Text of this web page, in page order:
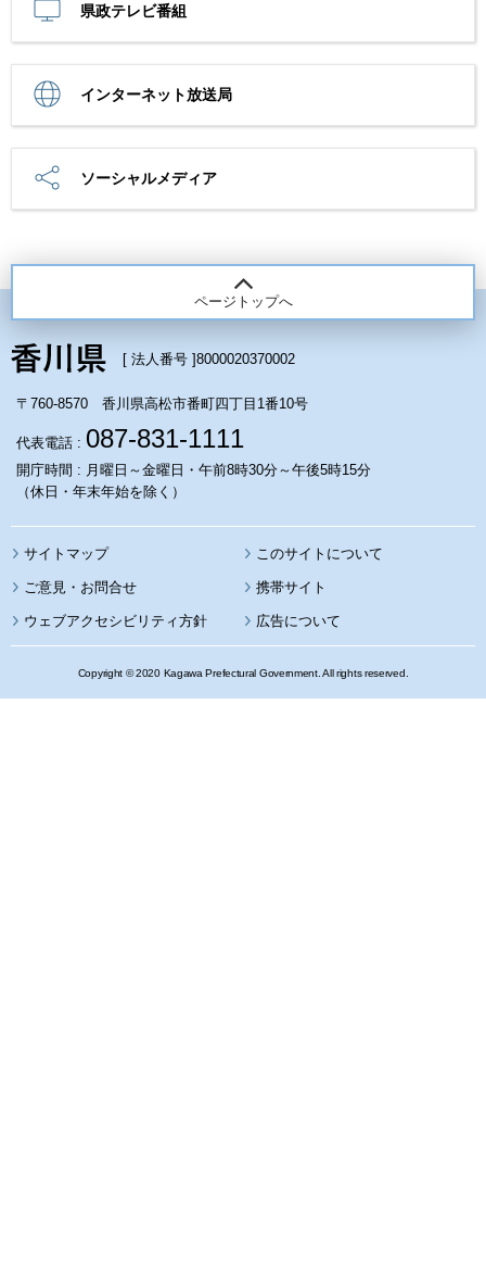
県政テレビ番組
インターネット放送局
ソーシャルメディア
ページトップへ
[ 法人番号 ]8000020370002
〒760-8570 香川県高松市番町四丁目1番10号
代表電話 : 087-831-1111
開庁時間 : 月曜日～金曜日・午前8時30分～午後5時15分
（休日・年末年始を除く）
サイトマップ このサイトについて
携帯サイト
ウェブアクセシビリティ方針 広告について
Copyright © 2020 Kagawa Prefectural Government. All rights reserved.